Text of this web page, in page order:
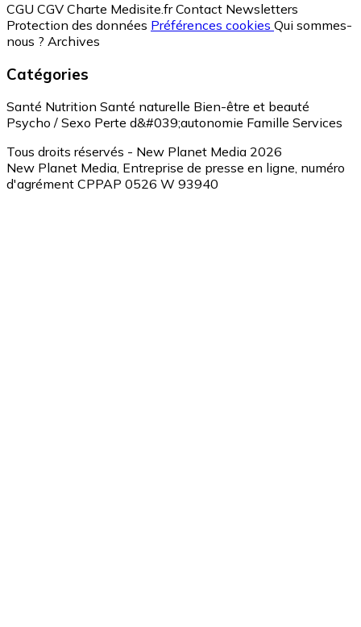
CGU CGV Charte Medisite.fr Contact Newsletters
Protection des données Préférences cookies Qui sommes-
nous ? Archives
Catégories
Santé Nutrition Santé naturelle Bien-être et beauté
Psycho / Sexo Perte d&#039;autonomie Famille Services
Tous droits réservés - New Planet Media 2026
New Planet Media, Entreprise de presse en ligne, numéro
d'agrément CPPAP 0526 W 93940